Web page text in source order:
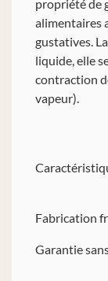
propriété de
alimentaires
gustatives.
liquide, elle
contraction
vapeur).
Fabrication
Garantie